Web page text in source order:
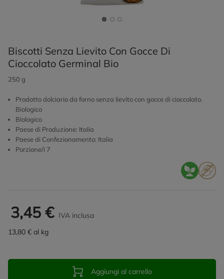
Biscotti Senza Lievito Con Gocce Di
Cioccolato Germinal Bio
250 g
Prodotto dolciario da forno senza lievito con gocce di cioccolato.
Biologico
Biologico
Paese di Produzione: Italia
Paese di Confezionamento: Italia
Porzione/i 7
3,45 € IVA inclusa
13,80 € al kg
Aggiungi al carrello